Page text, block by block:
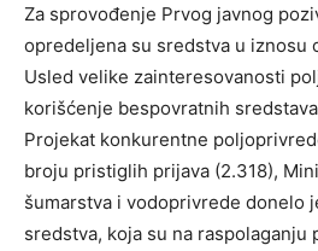
Za sprovođenje Prvog javnog
opredeljena su sredstva u iznosu
Usled velike zainteresovanosti
korišćenje bespovratnih
Projekat konkurentne
broju pristiglih prijava (2.318),
šumarstva i vodoprivrede donelo
sredstva, koja su na raspolaganju